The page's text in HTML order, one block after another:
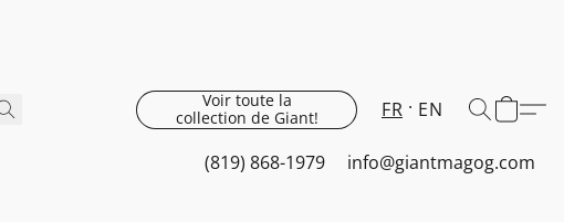
Voir toute la
collection de Giant!
FR EN
(819) 868-1979 info@giantmagog.com